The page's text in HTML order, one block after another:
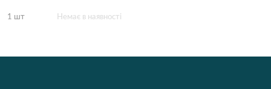
1 шт Немає в наявності